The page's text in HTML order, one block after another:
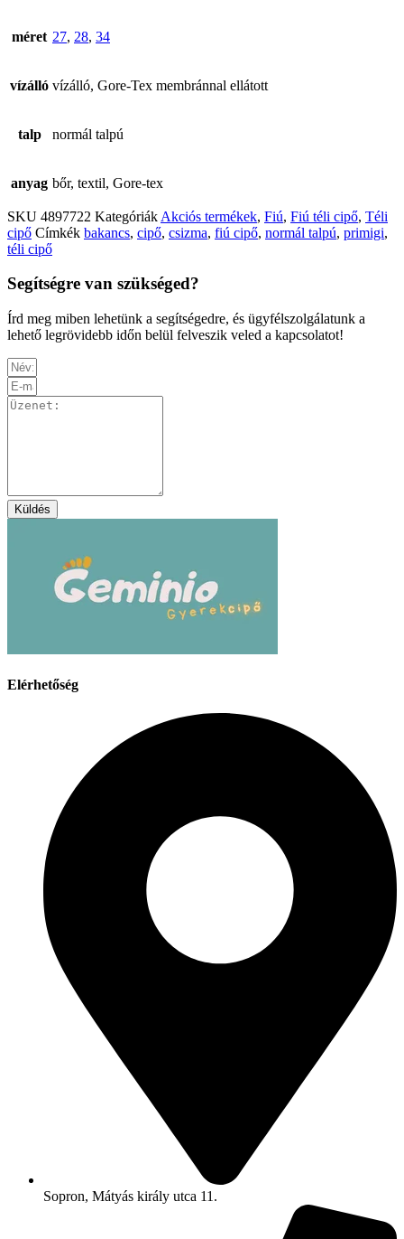
méret 27, 28, 34
vízálló vízálló, Gore-Tex membránnal ellátott
talp normál talpú
anyag bőr, textil, Gore-tex
SKU 4897722 Kategóriák Akciós termékek, Fiú, Fiú téli cipő, Téli
cipő Címkék bakancs, cipő, csizma, fiú cipő, normál talpú, primigi,
téli cipő
Segítségre van szükséged?
Írd meg miben lehetünk a segítségedre, és ügyfélszolgálatunk a
lehető legrövidebb időn belül felveszik veled a kapcsolatot!
Küldés
Elérhetőség
Sopron, Mátyás király utca 11.